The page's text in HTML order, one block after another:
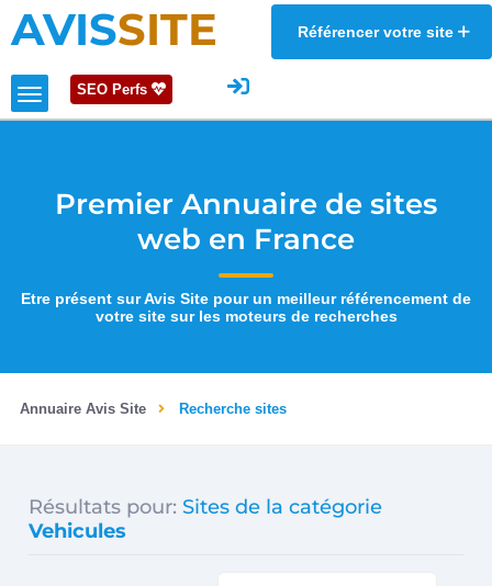
AVISSITE Référencer votre site
SEO Perfs
Premier Annuaire de sites
web en France
Etre présent sur Avis Site pour un meilleur référencement de
votre site sur les moteurs de recherches
Annuaire Avis Site Recherche sites
Résultats pour: Sites de la catégorie
Vehicules